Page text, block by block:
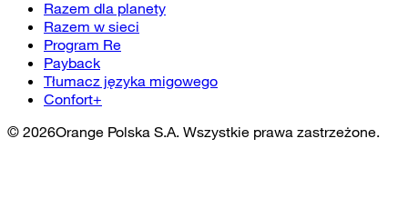
Razem dla planety
Razem w sieci
Program Re
Payback
Tłumacz języka migowego
Confort+
© 2026Orange Polska S.A. Wszystkie prawa zastrzeżone.